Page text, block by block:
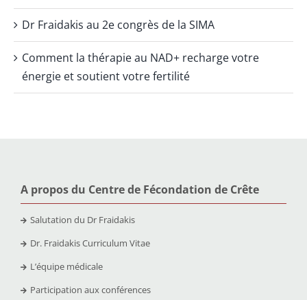
Dr Fraidakis au 2e congrès de la SIMA
Comment la thérapie au NAD+ recharge votre
énergie et soutient votre fertilité
A propos du Centre de Fécondation de Crête
Salutation du Dr Fraidakis
Dr. Fraidakis Curriculum Vitae
L’équipe médicale
Participation aux conférences